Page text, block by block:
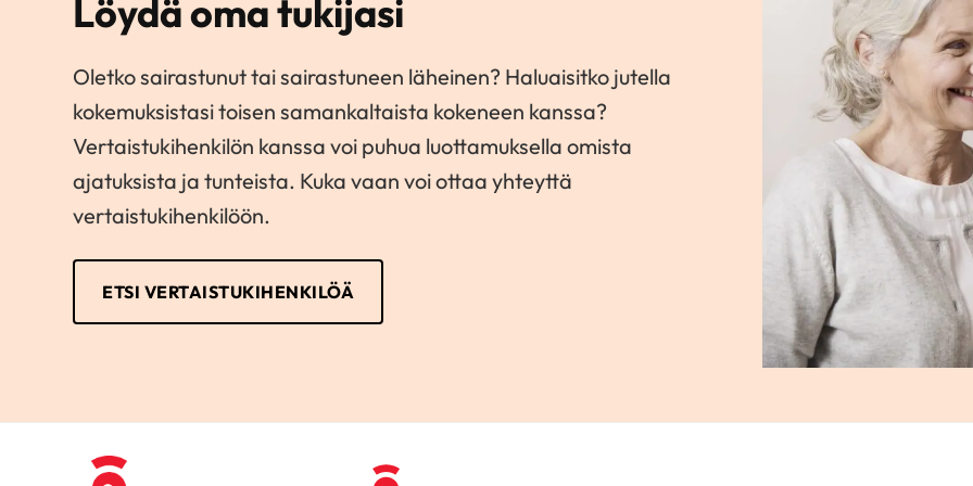
Löydä oma tukijasi
Oletko sairastunut tai sairastuneen läheinen? Haluaisitko jutella
kokemuksistasi toisen samankaltaista kokeneen kanssa?
Vertaistukihenkilön kanssa voi puhua luottamuksella omista
ajatuksista ja tunteista. Kuka vaan voi ottaa yhteyttä
vertaistukihenkilöön.
ETSI VERTAISTUKIHENKILÖÄ